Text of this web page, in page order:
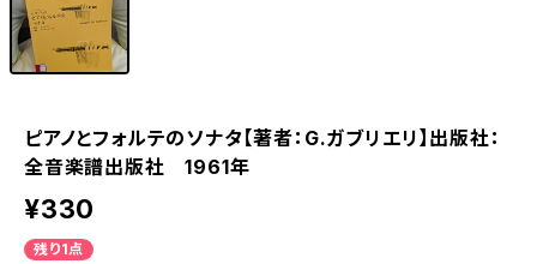
ピアノとフォルテのソナタ【著者：G.ガブリエリ】出版社：
全音楽譜出版社 1961年
¥330
残り1点